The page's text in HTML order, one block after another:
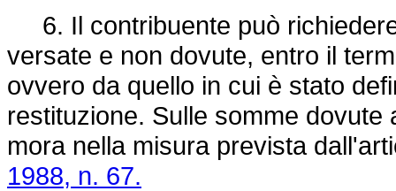
6. Il contribuente può
versate e non dovute, entro il
ovvero da quello in cui è stato
restituzione. Sulle somme
mora nella misura prevista
1988, n. 67.